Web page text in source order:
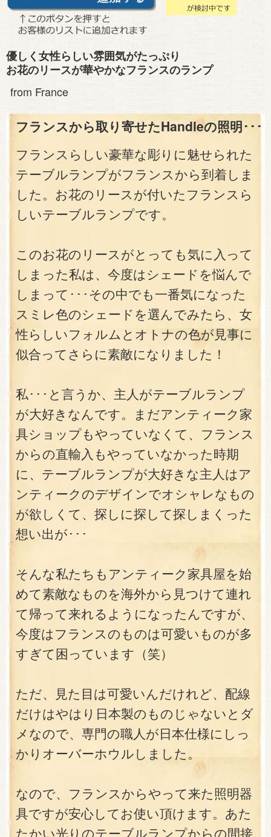
優しく女性らしい雰囲気がたっぷり
お花のリースが華やかなフランスのランプ
from France
フランスから取り寄せたHandleの照明･･･
フランスらしい豪華な彫りに魅せられた
テーブルランプがフランスから到着しま
した。お花のリースが付いたフランスら
しいテーブルランプです。
このお花のリースがとっても気に入って
しまった私は、今度はシェードを悩んで
しまって･･･その中でも一番気になった
スミレ色のシェードを選んでみたら、女
性らしいフォルムとオトナの色が見事に
似合ってさらに素敵になりました！
私･･･と言うか、主人がテーブルランプ
が大好きなんです。まだアンティーク家
具ショップもやっていなくて、フランス
からの直輸入もやっていなかった時期
に、テーブルランプが大好きな主人はア
ンティークのデザインでオシャレなもの
が欲しくて、探しに探して探しまくった
想い出が･･･
そんな私たちもアンティーク家具屋を始
めて素敵なものを海外から見つけて連れ
て帰って来れるようになったんですが、
今度はフランスのものは可愛いものが多
すぎて困っています（笑）
ただ、見た目は可愛いんだけれど、配線
だけはやはり日本製のものじゃないとダ
メなので、専門の職人が日本仕様にしっ
かりオーバーホウルしました。
なので、フランスからやって来た照明器
具ですが安心してお使い頂けます。あた
たかい光りのテーブルランプからの間接